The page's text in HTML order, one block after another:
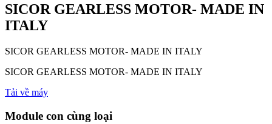
SICOR GEARLESS MOTOR- MADE IN
ITALY
SICOR GEARLESS MOTOR- MADE IN ITALY
SICOR GEARLESS MOTOR- MADE IN ITALY
Tải về máy
Module con cùng loại